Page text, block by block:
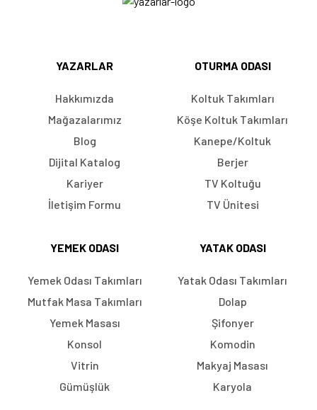
YAZARLAR
Hakkımızda
Mağazalarımız
Blog
Dijital Katalog
Kariyer
İletişim Formu
OTURMA ODASI
Koltuk Takımları
Köşe Koltuk Takımları
Kanepe/Koltuk
Berjer
TV Koltuğu
TV Ünitesi
YEMEK ODASI
Yemek Odası Takımları
Mutfak Masa Takımları
Yemek Masası
Konsol
Vitrin
Gümüşlük
YATAK ODASI
Yatak Odası Takımları
Dolap
Şifonyer
Komodin
Makyaj Masası
Karyola